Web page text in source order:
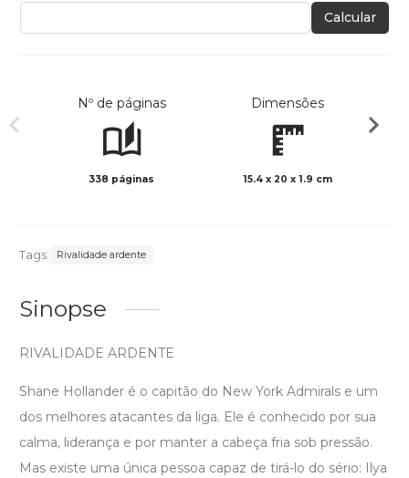
Calcular
Nº de páginas
338 páginas
Dimensões
15.4 x 20 x 1.9 cm
Tags: Rivalidade ardente
Sinopse
RIVALIDADE ARDENTE
Shane Hollander é o capitão do New York Admirals e um
dos melhores atacantes da liga. Ele é conhecido por sua
calma, liderança e por manter a cabeça fria sob pressão.
Mas existe uma única pessoa capaz de tirá-lo do sério: Ilya